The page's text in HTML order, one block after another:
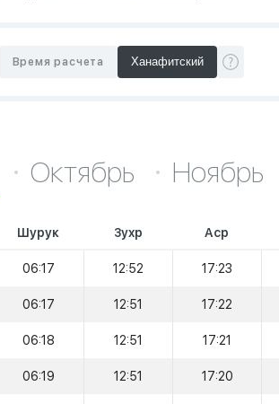
Время расчета
Октябрь Ноябрь
Шурук Зухр Аср
06:17 12:52 17:23
06:17 12:51 17:22
06:18 12:51 17:21
06:19 12:51 17:20